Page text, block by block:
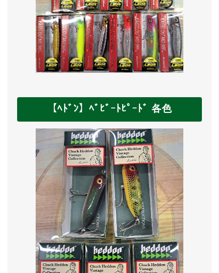
【ﾍﾄﾞﾝ】ﾍﾞﾋﾞｰﾄﾋﾟｰﾄﾞ 各色